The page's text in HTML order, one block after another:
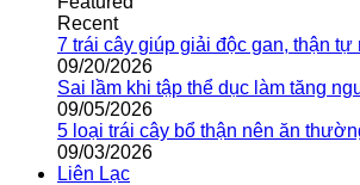
Recent
7 trái cây giúp giải độc gan, thận tự
09/20/2026
Sai lầm khi tập thể dục làm tăng
09/05/2026
5 loại trái cây bổ thận nên ăn
09/03/2026
Liên Lạc